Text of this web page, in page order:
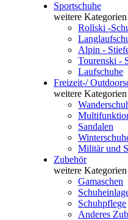
Sportschuhe
weitere Kategorien
Rollski -
Alpin -
Tourenski -
Laufschuhe
Freizeit-/
weitere Kategorien
Sandalen
Militär und
Zubehör
weitere Kategorien
Gamaschen
Schuhpflege
Anderes